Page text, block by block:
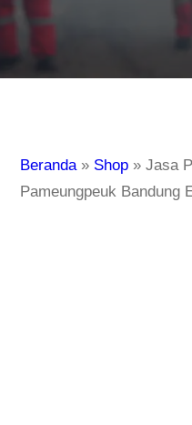
Beranda» Shop »Jasa
Pameungpeuk Bandung